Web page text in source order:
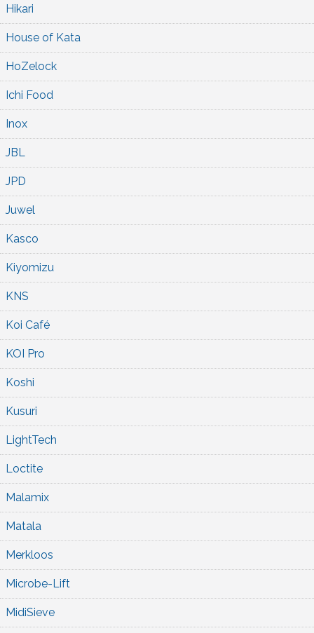
Hikari
House of Kata
HoZelock
Ichi Food
Inox
JBL
JPD
Juwel
Kasco
Kiyomizu
KNS
Koi Café
KOI Pro
Koshi
Kusuri
LightTech
Loctite
Malamix
Matala
Merkloos
Microbe-Lift
MidiSieve